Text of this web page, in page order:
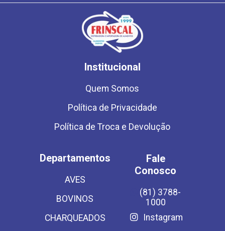
Institucional
Quem Somos
Política de Privacidade
Política de Troca e Devolução
Departamentos
AVES
BOVINOS
CHARQUEADOS
Fale
Conosco
(81) 3788-
1000
Instagram